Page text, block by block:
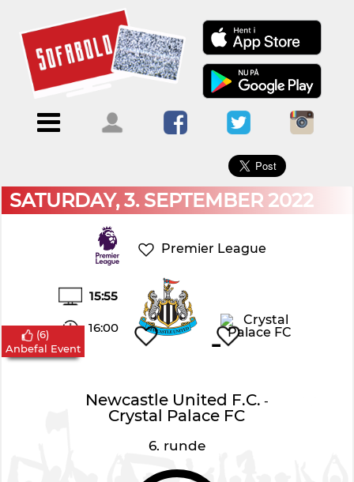
Menu
ForsideKalendere
Blogs
Om
Sofabold
Kontakt
bruger
ind
×
SATURDAY, 3. SEPTEMBER 2022
Premier League
15:55
16:00 -
Newcastle United F.C. -
Crystal Palace FC
6. runde
(6)
Anbefal Event